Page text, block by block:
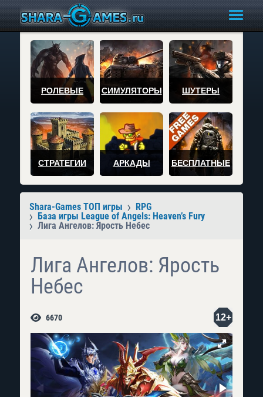
РОЛЕВЫЕ СИМУЛЯТОРЫ ШУТЕРЫ
СТРАТЕГИИ АРКАДЫ БЕСПЛАТНЫЕ
Shara-Games ТОП игры
RPG
База игры League of Angels: Heaven’s Fury
Лига Ангелов: Ярость Небес
Лига Ангелов: Ярость
Небес
6670 12+